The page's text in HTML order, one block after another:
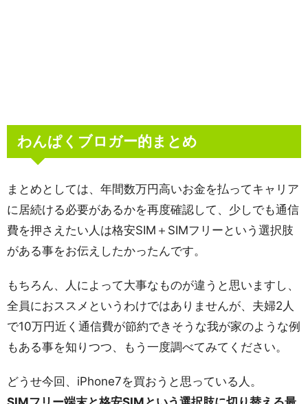
わんぱくブロガー的まとめ
まとめとしては、年間数万円高いお金を払ってキャリア
に居続ける必要があるかを再度確認して、少しでも通信
費を押さえたい人は格安SIM＋SIMフリーという選択肢
がある事をお伝えしたかったんです。
もちろん、人によって大事なものが違うと思いますし、
全員におススメというわけではありませんが、夫婦2人
で10万円近く通信費が節約できそうな我が家のような例
もある事を知りつつ、もう一度調べてみてください。
どうせ今回、iPhone7を買おうと思っている人。